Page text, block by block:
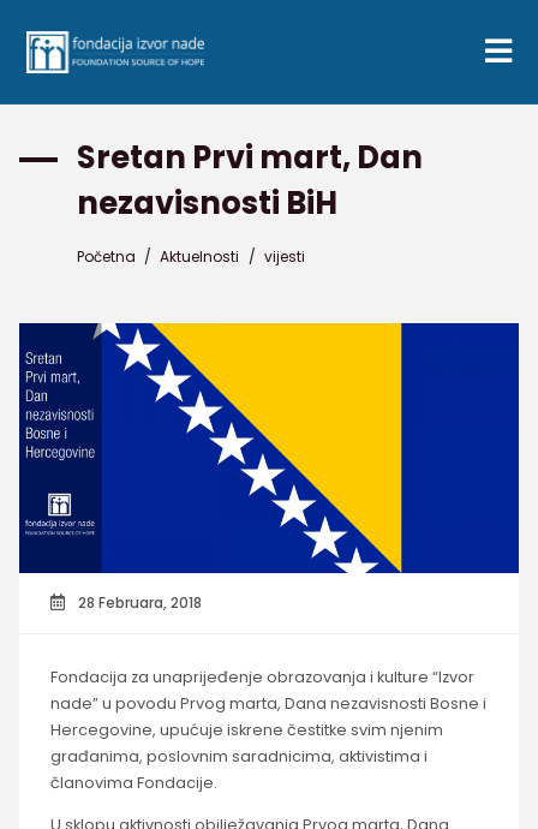
Sretan Prvi mart, Dan
nezavisnosti BiH
Početna / Aktuelnosti / vijesti
28 Februara, 2018
Fondacija za unaprijeđenje obrazovanja i kulture “Izvor
nade” u povodu Prvog marta, Dana nezavisnosti Bosne i
Hercegovine, upućuje iskrene čestitke svim njenim
građanima, poslovnim saradnicima, aktivistima i
članovima Fondacije.